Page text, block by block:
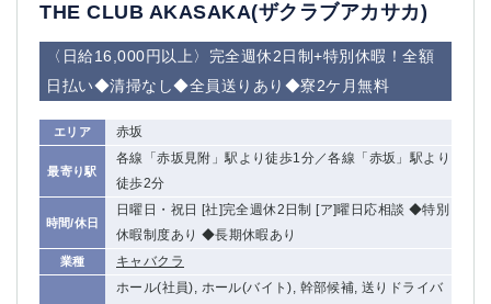
THE CLUB AKASAKA(ザクラブアカサカ)
〈日給16,000円以上〉完全週休2日制+特別休暇！全額
日払い◆清掃なし◆全員送りあり◆寮2ケ月無料
エリア 赤坂
最寄り駅
各線「赤坂見附」駅より徒歩1分／各線「赤坂」駅より
徒歩2分
時間/休日
日曜日・祝日 [社]完全週休2日制 [ア]曜日応相談 ◆特別
休暇制度あり ◆長期休暇あり
業種 キャバクラ
ホール(社員), ホール(バイト), 幹部候補, 送りドライバ
本厚木
新横浜
藤沢
平塚
武蔵小杉
橋本
小田原
横浜・桜木町
関内・馬車道・日ノ出町
茅ヶ崎
大船
相模原
横須賀
桜木町